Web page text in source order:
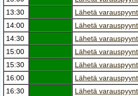
13:30
Lähetä
14:00
Lähetä
14:30
Lähetä
15:00
Lähetä
15:30
Lähetä
16:00
Lähetä
16:30
Lähetä